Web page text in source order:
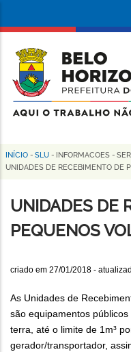
conteúdo
principal
da
Prefeitura
de
Horizonte
Trilha
navegação
INÍCIO - SLU - INFORMACOES -
UNIDADES DE RECEBIMENTO DE
UNIDADES DE
PEQUENOS
criado em 27/01/2018 -
As Unidades de
são equipamentos
terra, até o limite de 1m³
gerador/transportador,